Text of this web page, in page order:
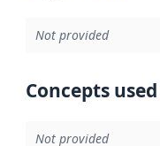
Not provided
Concepts
Not provided